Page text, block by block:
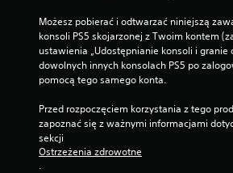
Możesz pobierać i odtwarzać niniejszą
konsoli PS5 skojarzonej z Twoim kontem
ustawienia „Udostępnianie konsoli i granie
dowolnych innych konsolach PS5 po
pomocą tego samego konta.
Przed rozpoczęciem korzystania z tego
zapoznać się z ważnymi informacjami
sekcji
Ostrzeżenia zdrowotne
.